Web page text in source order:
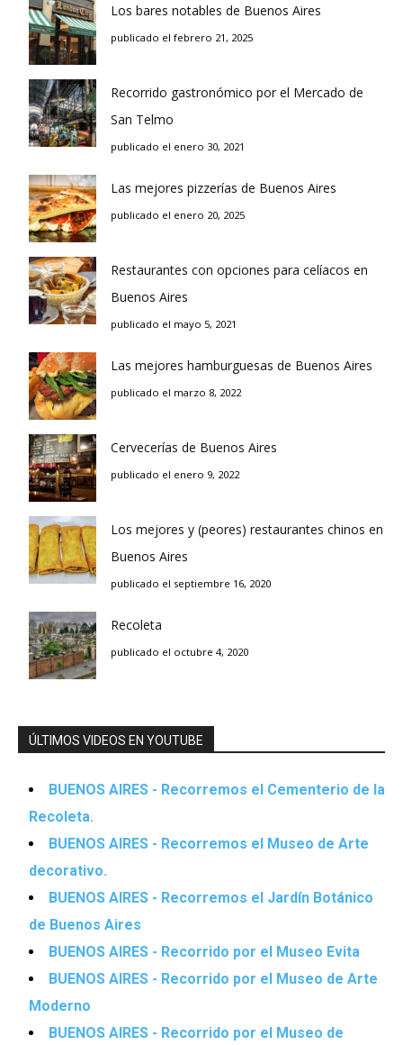
Los bares notables de Buenos Aires
publicado el febrero 21, 2025
Recorrido gastronómico por el Mercado de
San Telmo
publicado el enero 30, 2021
Las mejores pizzerías de Buenos Aires
publicado el enero 20, 2025
Restaurantes con opciones para celíacos en
Buenos Aires
publicado el mayo 5, 2021
Las mejores hamburguesas de Buenos Aires
publicado el marzo 8, 2022
Cervecerías de Buenos Aires
publicado el enero 9, 2022
Los mejores y (peores) restaurantes chinos en
Buenos Aires
publicado el septiembre 16, 2020
Recoleta
publicado el octubre 4, 2020
ÚLTIMOS VIDEOS EN YOUTUBE
BUENOS AIRES - Recorremos el Cementerio de la
Recoleta.
BUENOS AIRES - Recorremos el Museo de Arte
decorativo.
BUENOS AIRES - Recorremos el Jardín Botánico
de Buenos Aires
BUENOS AIRES - Recorrido por el Museo Evita
BUENOS AIRES - Recorrido por el Museo de Arte
Moderno
BUENOS AIRES - Recorrido por el Museo de